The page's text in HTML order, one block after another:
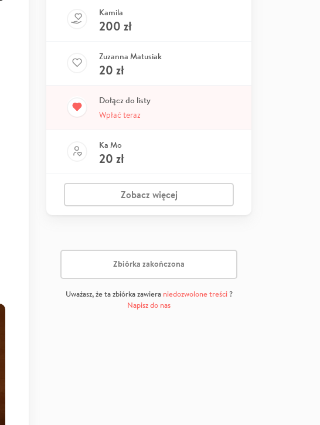
Kamila
200 zł
Zuzanna Matusiak
20 zł
Dołącz do listy
Wpłać teraz
Ka Mo
20 zł
Zobacz więcej
Zbiórka zakończona
Uważasz, że ta zbiórka zawiera niedozwolone treści?
Napisz do nas